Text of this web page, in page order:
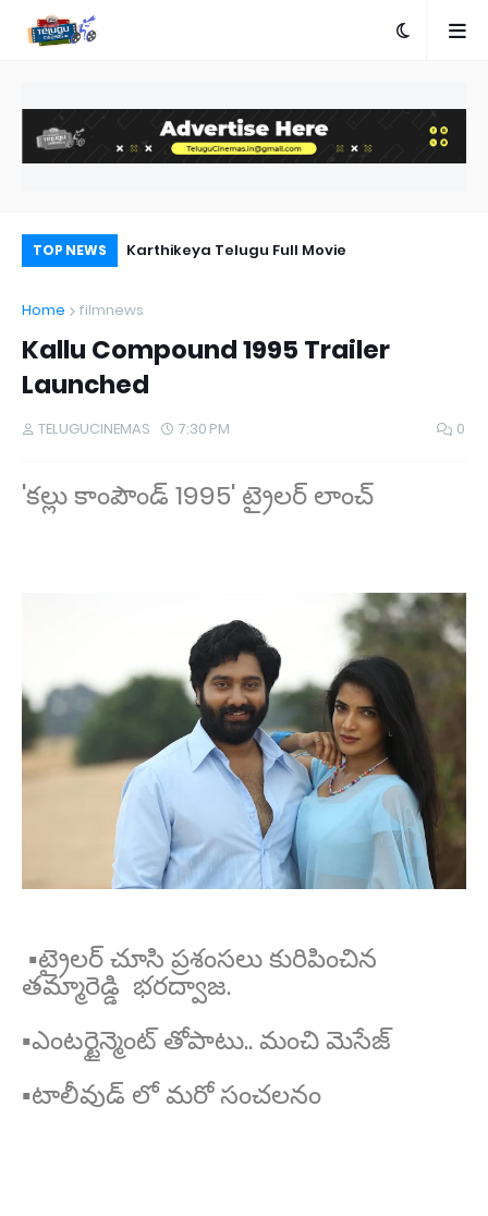
TOP NEWS
Review Karthikeya Telugu Full Movie
Home
filmnews
Kallu Compound 1995 Trailer
Launched
TELUGUCINEMAS 7:30 PM 0
'కల్లు కాంపౌండ్ 1995' ట్రైలర్ లాంచ్
▪️ట్రైలర్ చూసి ప్రశంసలు కురిపించిన
తమ్మారెడ్డి భరద్వాజ.
▪️ఎంటర్టైన్మెంట్ తోపాటు.. మంచి మెసేజ్
▪️టాలీవుడ్ లో మరో సంచలనం